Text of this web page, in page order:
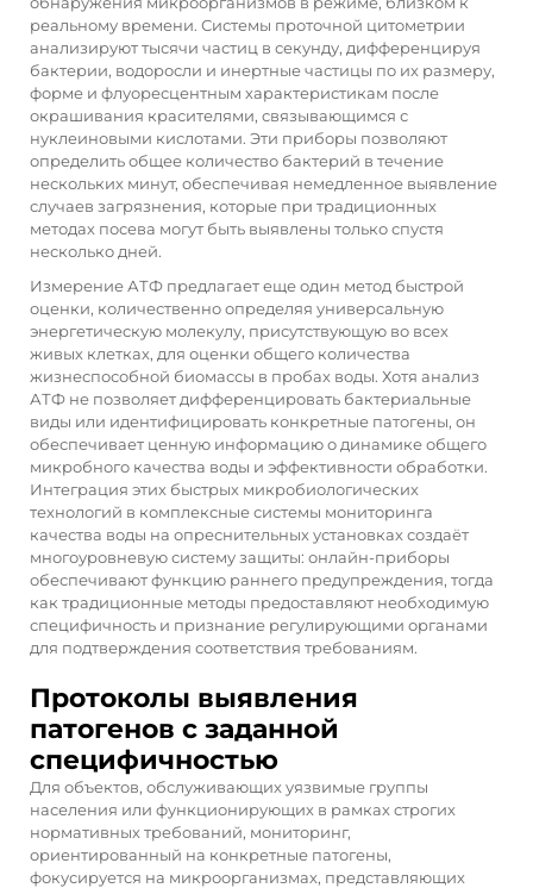
реальному времени. Системы проточной цитометрии
анализируют тысячи частиц в секунду, дифференцируя
бактерии, водоросли и инертные частицы по их размеру,
форме и флуоресцентным характеристикам после
окрашивания красителями, связывающимся с
нуклеиновыми кислотами. Эти приборы позволяют
определить общее количество бактерий в течение
нескольких минут, обеспечивая немедленное выявление
случаев загрязнения, которые при традиционных
методах посева могут быть выявлены только спустя
несколько дней.
Измерение АТФ предлагает еще один метод быстрой
оценки, количественно определяя универсальную
энергетическую молекулу, присутствующую во всех
живых клетках, для оценки общего количества
жизнеспособной биомассы в пробах воды. Хотя анализ
АТФ не позволяет дифференцировать бактериальные
виды или идентифицировать конкретные патогены, он
обеспечивает ценную информацию о динамике общего
микробного качества воды и эффективности обработки.
Интеграция этих быстрых микробиологических
технологий в комплексные системы мониторинга
качества воды на опреснительных установках создаёт
многоуровневую систему защиты: онлайн-приборы
обеспечивают функцию раннего предупреждения, тогда
как традиционные методы предоставляют необходимую
специфичность и признание регулирующими органами
для подтверждения соответствия требованиям.
Протоколы выявления
патогенов с заданной
специфичностью
Для объектов, обслуживающих уязвимые группы
населения или функционирующих в рамках строгих
нормативных требований, мониторинг,
ориентированный на конкретные патогены,
фокусируется на микроорганизмах, представляющих